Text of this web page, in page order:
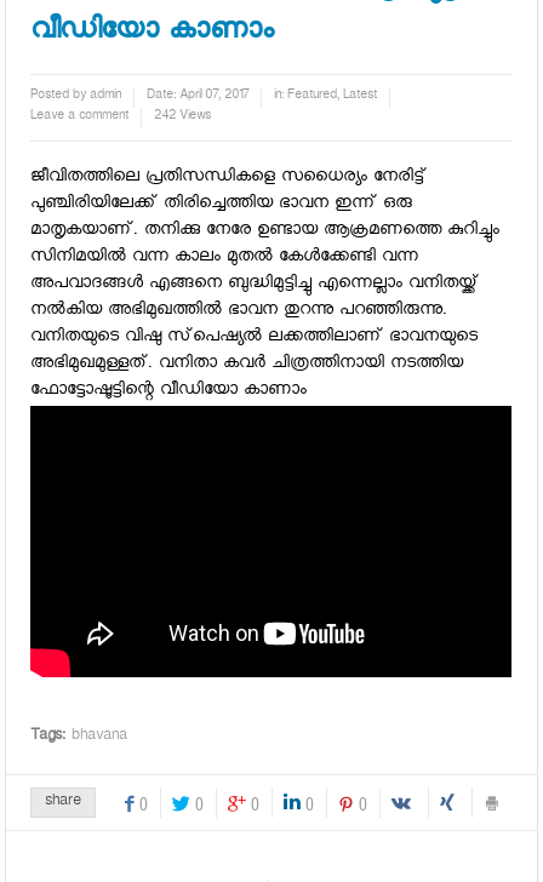
വീഡിയോ കാണാം
Posted byadmin Date: April 07, 2017 in:Featured,Latest
Leave a comment
242 Views
ജീവിതത്തിലെ പ്രതിസന്ധികളെ സധൈര്യം നേരിട്ട്
പുഞ്ചിരിയിലേക്ക് തിരിച്ചെത്തിയ ഭാവന ഇന്ന് ഒരു
മാതൃകയാണ്. തനിക്കു നേരേ ഉണ്ടായ ആക്രമണത്തെ കുറിച്ചും
സിനിമയില്‍ വന്ന കാലം മുതല്‍ കേള്‍ക്കേണ്ടി വന്ന
അപവാദങ്ങള്‍ എങ്ങനെ ബുദ്ധിമുട്ടിച്ചു എന്നെല്ലാം വനിതയ്ക്ക്
നല്‍കിയ അഭിമുഖത്തില്‍ ഭാവന തുറന്നു പറഞ്ഞിരുന്നു.
വനിതയുടെ വിഷു സ്‌പെഷ്യല്‍ ലക്കത്തിലാണ് ഭാവനയുടെ
അഭിമുഖമുള്ളത്. വനിതാ കവര്‍ ചിത്രത്തിനായി നടത്തിയ
ഫോട്ടോഷൂട്ടിന്റെ വീഡിയോ കാണാം
Tags: bhavana
share 0 0 0 0 0